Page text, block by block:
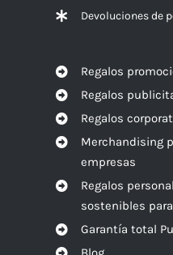
Devoluciones de
Regalos
Regalos
Regalos
Merchandising
empresas
Regalos
sostenibles
Garantía total